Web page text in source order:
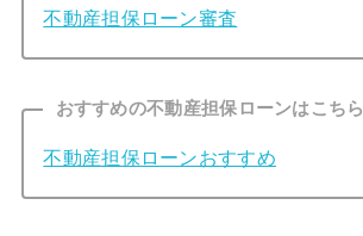
不動産担保ローン審査
おすすめの不動産担保ローンはこちら
不動産担保ローンおすすめ